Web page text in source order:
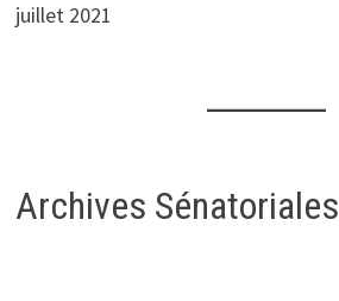
juillet 2021
Archives Sénatoriales